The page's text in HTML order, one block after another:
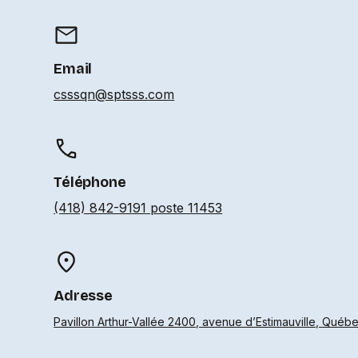
Email
csssqn@sptsss.com
Téléphone
(418) 842-9191 poste 11453
Adresse
Pavillon Arthur-Vallée 2400, avenue d’Estimauville,